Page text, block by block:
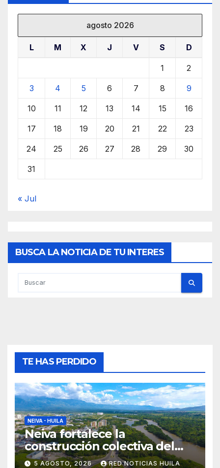
agosto 2026
L M X J V S D
1 2
3 4 5 6 7 8 9
10 11 12 13 14 15 16
17 18 19 20 21 22 23
24 25 26 27 28 29 30
31
« Jul
BUSCA LA NOTICIA DE TU INTERES
TE HAS PERDIDO
NEIVA - HUILA
Neiva fortalece la
construcción colectiva del
POT
5 AGOSTO, 2026 RED NOTICIAS HUILA